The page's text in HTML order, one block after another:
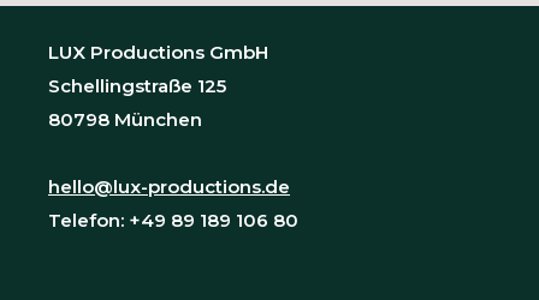
LUX Productions GmbH
Schellingstraße 125
80798 München
hello@lux-productions.de
Telefon: +49 89 189 106 80